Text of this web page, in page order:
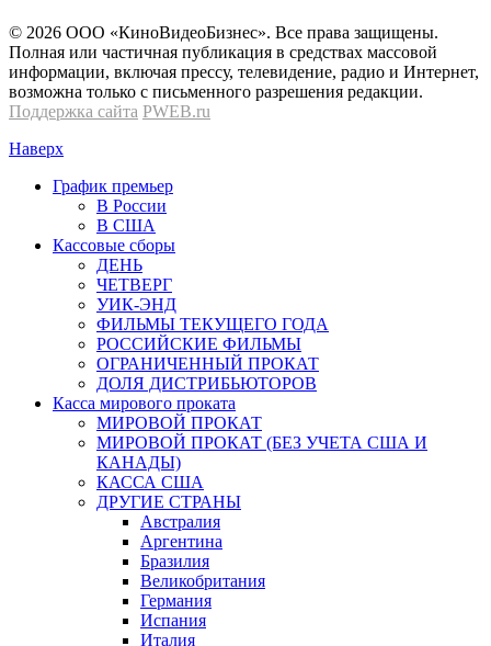
© 2026 OOО «КиноВидеоБизнес». Все права защищены.
Полная или частичная публикация в средствах массовой
информации, включая прессу, телевидение, радио и Интернет,
возможна только с письменного разрешения редакции.
Поддержка сайта PWEB.ru
Наверх
График премьер
В России
В США
Кассовые сборы
ДЕНЬ
ЧЕТВЕРГ
УИК-ЭНД
ФИЛЬМЫ ТЕКУЩЕГО ГОДА
РОССИЙСКИЕ ФИЛЬМЫ
ОГРАНИЧЕННЫЙ ПРОКАТ
ДОЛЯ ДИСТРИБЬЮТОРОВ
Касса мирового проката
МИРОВОЙ ПРОКАТ
МИРОВОЙ ПРОКАТ (БЕЗ УЧЕТА США И
КАНАДЫ)
КАССА США
ДРУГИЕ СТРАНЫ
Австралия
Аргентина
Бразилия
Великобритания
Германия
Испания
Италия